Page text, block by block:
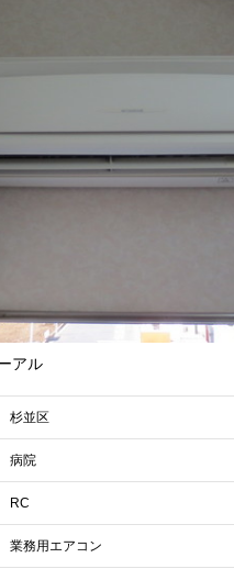
アル
杉並区
病院
RC
業務用エアコン